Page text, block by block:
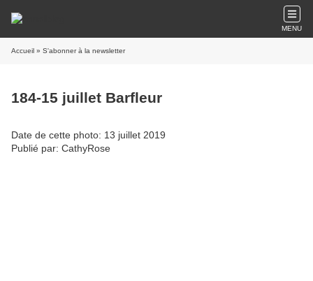
MENU
Accueil » S'abonner à la newsletter
184-15 juillet Barfleur
Date de cette photo: 13 juillet 2019
Publié par: CathyRose